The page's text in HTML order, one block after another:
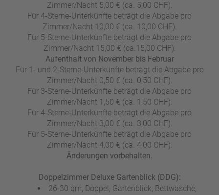
Zimmer/Nacht 5,00 € (ca. 5,00 CHF).
Für 4-Sterne-Unterkünfte beträgt die Abgabe pro
Zimmer/Nacht 10,00 € (ca. 10,00 CHF).
Für 5-Sterne-Unterkünfte beträgt die Abgabe pro
Zimmer/Nacht 15,00 € (ca.15,00 CHF).
Aufenthalt von November bis Februar
Für 1- und 2-Sterne-Unterkünfte beträgt die Abgabe pro
Zimmer/Nacht 0,50 € (ca. 0,50 CHF).
Für 3-Sterne-Unterkünfte beträgt die Abgabe pro
Zimmer/Nacht 1,50 € (ca. 1,50 CHF).
Für 4-Sterne-Unterkünfte beträgt die Abgabe pro
Zimmer/Nacht 3,00 € (ca. 3,00 CHF).
Für 5-Sterne-Unterkünfte beträgt die Abgabe pro
Zimmer/Nacht 4,00 € (ca. 4,00 CHF).
Änderungen vorbehalten.
Doppelzimmer Deluxe Gartenblick (DDG):
26-30 qm, Doppel, Gartenblick, Bettwäsche,